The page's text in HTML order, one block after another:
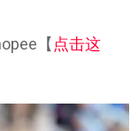
【点击这